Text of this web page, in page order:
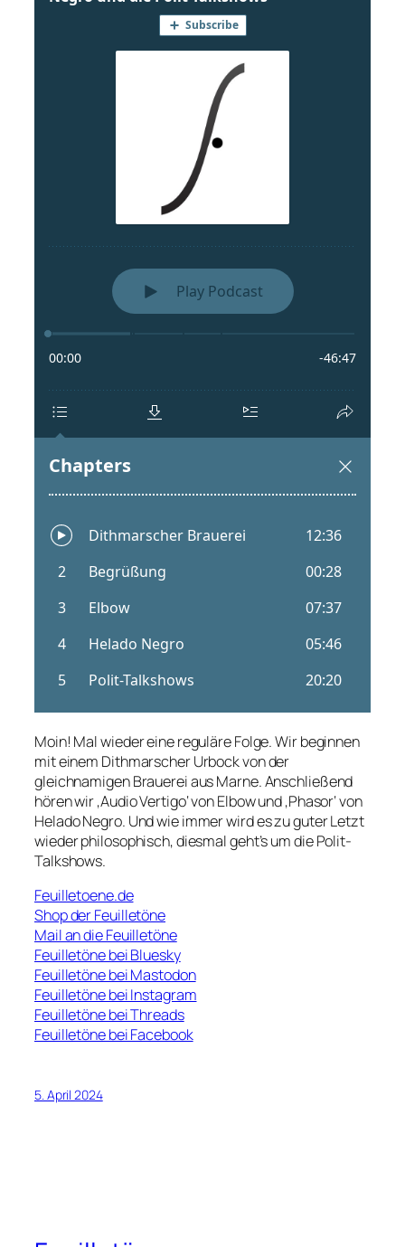
Moin! Mal wieder eine reguläre Folge. Wir beginnen
mit einem Dithmarscher Urbock von der
gleichnamigen Brauerei aus Marne. Anschließend
hören wir ‚Audio Vertigo‘ von Elbow und ‚Phasor‘ von
Helado Negro. Und wie immer wird es zu guter Letzt
wieder philosophisch, diesmal geht’s um die Polit-
Talkshows.
Feuilletoene.de
Shop der Feuilletöne
Mail an die Feuilletöne
Feuilletöne bei Bluesky
Feuilletöne bei Mastodon
Feuilletöne bei Instagram
Feuilletöne bei Threads
Feuilletöne bei Facebook
5. April 2024